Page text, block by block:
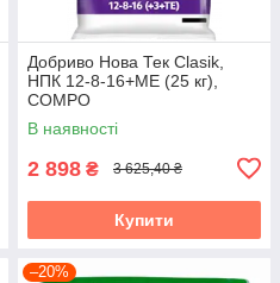
Добриво Нова Тек Clasik,
НПК 12-8-16+МЕ (25 кг),
COMPO
В наявності
2 898 ₴ 3 625,40 ₴
Купити
–20%